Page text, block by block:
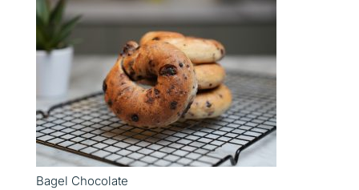
Bagel Chocolate